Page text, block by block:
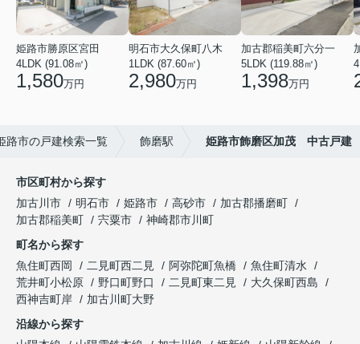
姫路市勝原区宮田
4LDK (91.08㎡)
1,580万円
明石市大久保町八木
1LDK (87.60㎡)
2,980万円
加古郡稲美町六分一
5LDK (119.88㎡)
1,398万円
路市の戸建検索一覧 飾磨駅 姫路市飾磨区加茂 中古戸建
市区町村から探す
加古川市
明石市 姫路市 高砂市
加古郡播磨町
加古郡稲美町
宍粟市
神崎郡市川町
町名から探す
魚住町西岡
二見町西二見 阿弥陀町魚橋
魚住町清水
荒井町小松原
野口町野口 二見町東二見
大久保町西島
西神吉町岸
加古川町大野
沿線から探す